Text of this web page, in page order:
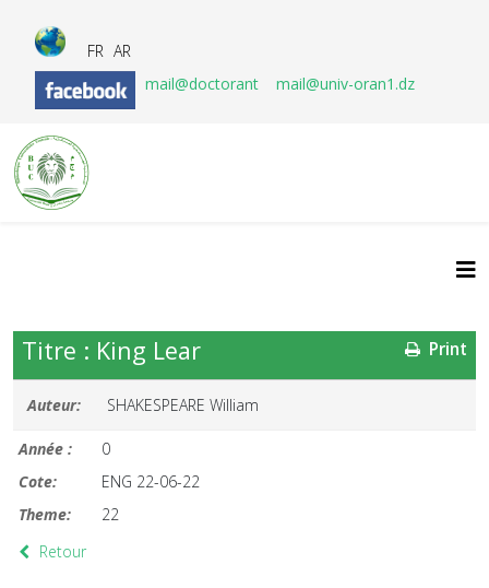
FR AR
mail@doctorant
mail@univ-oran1.dz
Print
Titre : King Lear
Auteur: SHAKESPEARE William
Année :
0
Cote:
ENG 22-06-22
Theme:
22
Retour